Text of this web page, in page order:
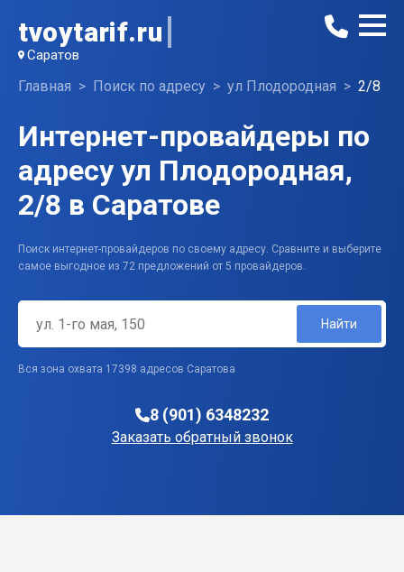
tvoytarif.ru
Саратов
Главная Поиск по адресу ул Плодородная 2/8
Интернет-провайдеры по
адресу ул Плодородная,
2/8 в Саратове
Поиск интернет-провайдеров по своему адресу. Сравните и выберите
самое выгодное из 72 предложений от 5 провайдеров.
Найти
Вся зона охвата 17398 адресов Саратова
8 (901) 6348232
Заказать обратный звонок